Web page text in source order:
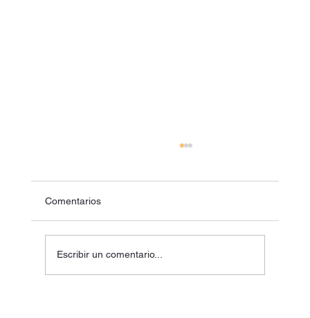
Comentarios
Escribir un comentario...